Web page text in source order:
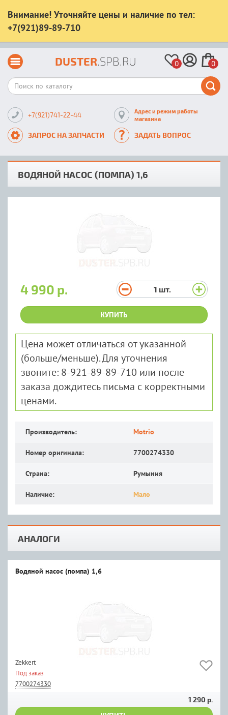
Внимание! Уточняйте цены и наличие по тел:
+7(921)89-89-710
DUSTER.SPB.RU 0 0
+7(921)741-22-44
Адрес и режим работы
магазина
ЗАПРОС НА ЗАПЧАСТИ ЗАДАТЬ ВОПРОС
ВОДЯНОЙ НАСОС (ПОМПА) 1,6
4 990 р. 1 шт.
КУПИТЬ
Цена может отличаться от указанной
(больше/меньше). Для уточнения
звоните: 8-921-89-89-710 или после
заказа дождитесь письма с корректными
ценами.
Производитель: Motrio
Номер оригинала: 7700274330
Страна: Румыния
Наличие: Мало
АНАЛОГИ
Водяной насос (помпа) 1,6
Zekkert
Под заказ
7700274330
1 290 р.